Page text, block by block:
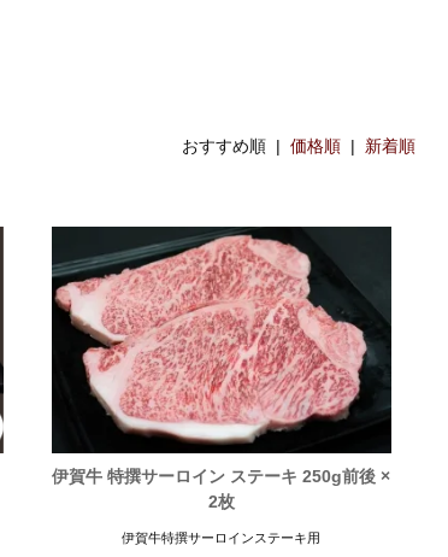
おすすめ順 |価格順 | 新着順
伊賀牛 特撰サーロイン ステーキ 250g前後 ×
2枚
伊賀牛特撰サーロインステーキ用